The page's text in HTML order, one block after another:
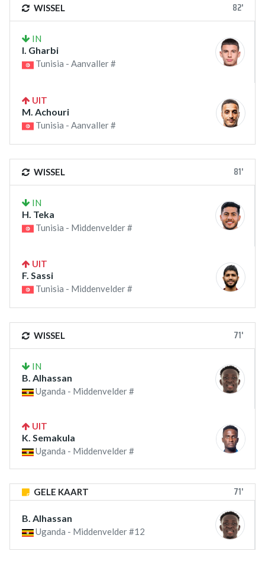
WISSEL 82'
IN
I. Gharbi
Tunisia - Aanvaller #
UIT
M. Achouri
Tunisia - Aanvaller #
WISSEL 81'
IN
H. Teka
Tunisia - Middenvelder #
UIT
F. Sassi
Tunisia - Middenvelder #
WISSEL 71'
IN
B. Alhassan
Uganda - Middenvelder #
UIT
K. Semakula
Uganda - Middenvelder #
GELE KAART 71'
B. Alhassan
Uganda - Middenvelder #12